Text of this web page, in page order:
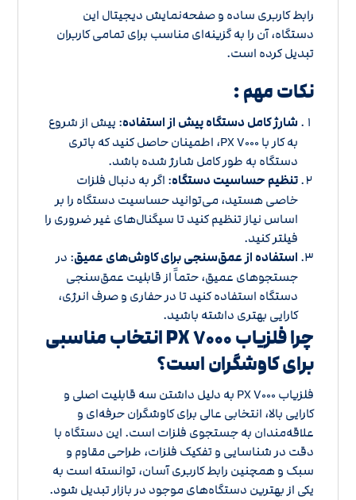
رابط کاربری ساده و صفحه‌نمایش دیجیتال این
دستگاه، آن را به گزینه‌ای مناسب برای تمامی کاربران
تبدیل کرده است.
نکات مهم :
شارژ کامل دستگاه پیش از استفاده: پیش از شروع
به کار با PX ۷۰۰۰، اطمینان حاصل کنید که باتری
دستگاه به طور کامل شارژ شده باشد.
تنظیم حساسیت دستگاه: اگر به دنبال فلزات
خاصی هستید، می‌توانید حساسیت دستگاه را بر
اساس نیاز تنظیم کنید تا سیگنال‌های غیر ضروری را
فیلتر کنید.
استفاده از عمق‌سنجی برای کاوش‌های عمیق: در
جستجوهای عمیق، حتماً از قابلیت عمق‌سنجی
دستگاه استفاده کنید تا در حفاری و صرف انرژی،
کارایی بهتری داشته باشید.
چرا فلزیاب PX ۷۰۰۰ انتخاب مناسبی
برای کاوشگران است؟
فلزیاب PX ۷۰۰۰ به دلیل داشتن سه قابلیت اصلی و
کارایی بالا، انتخابی عالی برای کاوشگران حرفه‌ای و
علاقه‌مندان به جستجوی فلزات است. این دستگاه با
دقت در شناسایی و تفکیک فلزات، طراحی مقاوم و
سبک و همچنین رابط کاربری آسان، توانسته است به
یکی از بهترین دستگاه‌های موجود در بازار تبدیل شود.